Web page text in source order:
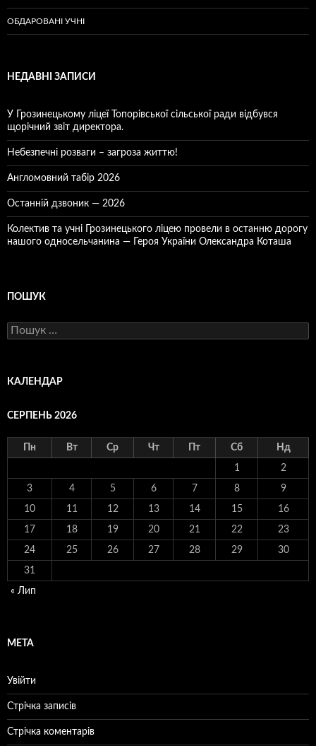
ОБДАРОВАНІ УЧНІ
НЕДАВНІ ЗАПИСИ
У Грозинецькому ліцеї Топорівської сільської ради відбувся
щорічний звіт директора.
Небезпечні розваги – загроза життю!
Англомовний табір 2026
Останній дзвоник — 2026
Колектив та учні Грозинецького ліцею провели в останню дорогу
нашого односельчанина — Героя України Олександра Коташа
ПОШУК
Пошук:
КАЛЕНДАР
СЕРПЕНЬ 2026
Пн Вт Ср Чт Пт Сб Нд
1 2
3 4 5 6 7 8 9
10 11 12 13 14 15 16
17 18 19 20 21 22 23
24 25 26 27 28 29 30
31
« Лип
МЕТА
Увійти
Стрічка записів
Стрічка коментарів